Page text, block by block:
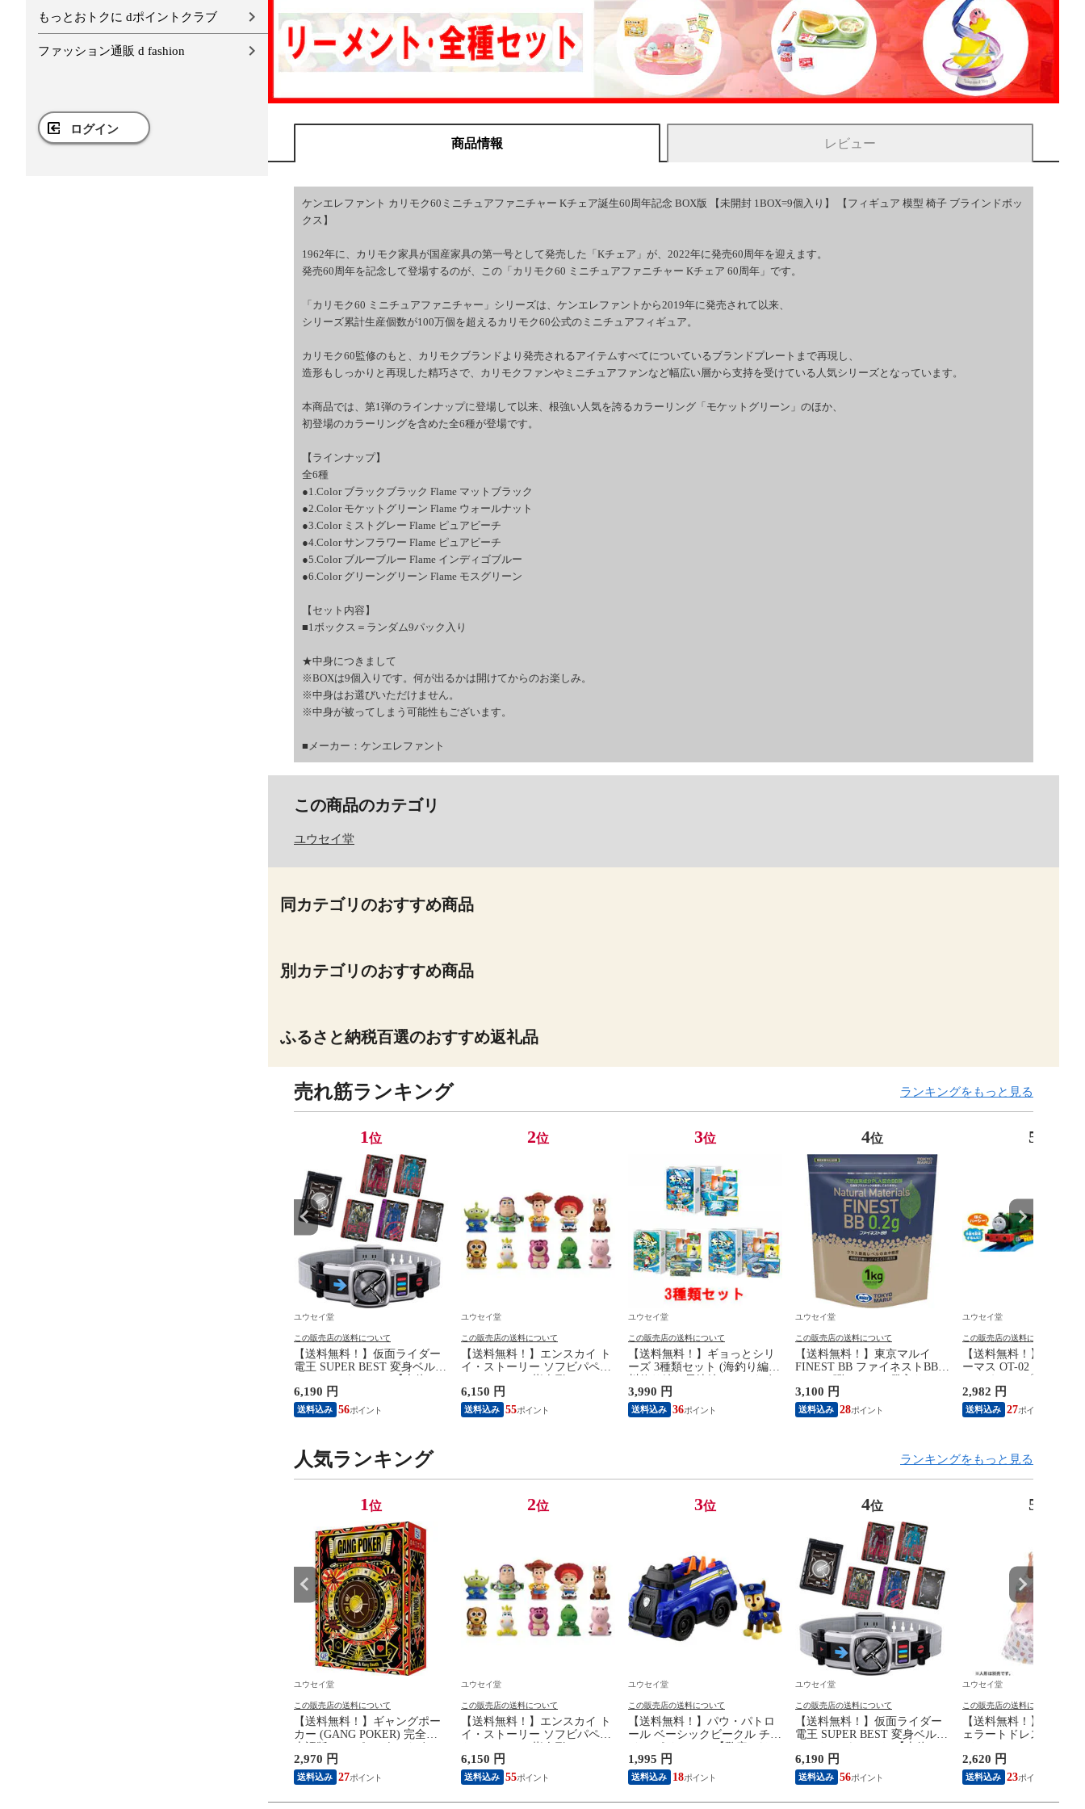
もっとおトクに dポイントクラブ
ファッション通販 d fashion
ログイン
商品情報 レビュー
ケンエレファント カリモク60ミニチュアファニチャー Kチェア誕生60周年記念 BOX版 【未開封 1BOX=9個入り】 【フィギュア 模型 椅子 ブラインドボッ
クス】
1962年に、カリモク家具が国産家具の第一号として発売した「Kチェア」が、2022年に発売60周年を迎えます。
発売60周年を記念して登場するのが、この「カリモク60 ミニチュアファニチャー Kチェア 60周年」です。
「カリモク60 ミニチュアファニチャー」シリーズは、ケンエレファントから2019年に発売されて以来、
シリーズ累計生産個数が100万個を超えるカリモク60公式のミニチュアフィギュア。
カリモク60監修のもと、カリモクブランドより発売されるアイテムすべてについているブランドプレートまで再現し、
造形もしっかりと再現した精巧さで、カリモクファンやミニチュアファンなど幅広い層から支持を受けている人気シリーズとなっています。
本商品では、第1弾のラインナップに登場して以来、根強い人気を誇るカラーリング「モケットグリーン」のほか、
初登場のカラーリングを含めた全6種が登場です。
【ラインナップ】
全6種
●1.Color ブラックブラック Flame マットブラック
●2.Color モケットグリーン Flame ウォールナット
●3.Color ミストグレー Flame ピュアビーチ
●4.Color サンフラワー Flame ピュアビーチ
●5.Color ブルーブルー Flame インディゴブルー
●6.Color グリーングリーン Flame モスグリーン
【セット内容】
■1ボックス＝ランダム9パック入り
★中身につきまして
※BOXは9個入りです。何が出るかは開けてからのお楽しみ。
※中身はお選びいただけません。
※中身が被ってしまう可能性もございます。
■メーカー：ケンエレファント
この商品のカテゴリ
ユウセイ堂
同カテゴリのおすすめ商品
別カテゴリのおすすめ商品
ふるさと納税百選のおすすめ返礼品
売れ筋ランキング ランキングをもっと見る
1位
ユウセイ堂
この販売店の送料について
【送料無料！】仮面ライダー
電王 SUPER BEST 変身ベルト
DXデンオウベルト 【本体 ス
ーパーベスト グッズ プレゼン
ト ギフト 玩具 おもちゃ】
6,190 円
送料込み 56
2位
ユウセイ堂
この販売店の送料について
【送料無料！】エンスカイ ト
イ・ストーリー ソフビパペッ
トマスコット 指人形
【1BOX=10パック入り 全10種
類セット(フルコンプリートセ
ット)】 【フィギュア 模型】
6,150 円
送料込み 55
3位
ユウセイ堂
この販売店の送料について
【送料無料！】ギョっとシリ
ーズ 3種類セット (海釣り編、
川釣り編、長崎編) カードゲー
ム ホッパーエンターテイメン
ト 【ギョッと ぎょっと 魚ッ
ト 知育玩具 ボードゲーム】
3,990 円
送料込み 36
4位
ユウセイ堂
この販売店の送料について
【送料無料！】東京マルイ
FINEST BB ファイネストBB
0.2g BB弾 1kg 5000発入り
【6mmBB弾 0.20g エアガン エ
アーガン エアーソフトガン 電
動ガン ガスガン等用 PLA配
3,100 円
送料込み 28
5
ユウセイ堂
この販売店の送料について
【送料無料！】プラレ
ーマス OT-02 おしゃべ
シー えいごプラス 【
語 日本語 車両単品(編
電車 きかんしゃトーマ
ーズ 機関車タカラトミ
2,982 円
送料込み 27
人気ランキング ランキングをもっと見る
1位
ユウセイ堂
この販売店の送料について
【送料無料！】ギャングポー
カー (GANG POKER) 完全日
本語版 ジーピー ボードゲーム
カードゲーム 【トランプカー
ド ゲームチップ 日本語説明書
付属 パーティゲーム 玩具】
2,970 円
送料込み 27
2位
ユウセイ堂
この販売店の送料について
【送料無料！】エンスカイ ト
イ・ストーリー ソフビパペッ
トマスコット 指人形
【1BOX=10パック入り 全10種
類セット(フルコンプリートセ
ット)】 【フィギュア 模型】
6,150 円
送料込み 55
3位
ユウセイ堂
この販売店の送料について
【送料無料！】パウ・パトロ
ール ベーシックビークル チェ
イス ポリスカー 【警察 パト
カー 自動車 パウパトロール
フィギュア 乗り物 人形 本体
プレゼント ギフト 玩具】
1,995 円
送料込み 18
4位
ユウセイ堂
この販売店の送料について
【送料無料！】仮面ライダー
電王 SUPER BEST 変身ベルト
DXデンオウベルト 【本体 ス
ーパーベスト グッズ プレゼン
ト ギフト 玩具 おもちゃ】
6,190 円
送料込み 56
5
ユウセイ堂
この販売店の送料について
【送料無料！】リカち
ェラートドレスセット
ーズ 着せ替え人形用洋
グドレス ワンピース シ
靴 玩具 タカラトミー】
2,620 円
送料込み 23